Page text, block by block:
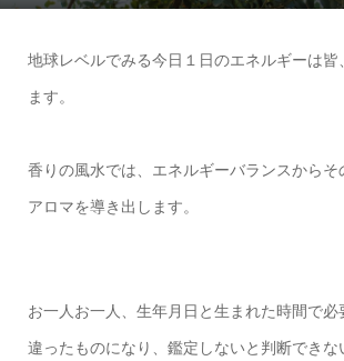
地球レベルでみる今日１日のエネルギーは皆
ます。
香りの風水では、エネルギーバランスからそ
アロマを導き出します。
お一人お一人、生年月日と生まれた時間で必
違ったものになり、鑑定しないと判断できな